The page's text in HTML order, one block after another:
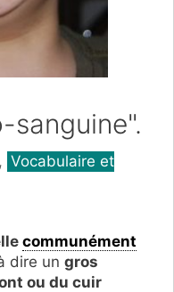
sanguine".
, Vocabulaire et
communément
dire un gros
ou du cuir